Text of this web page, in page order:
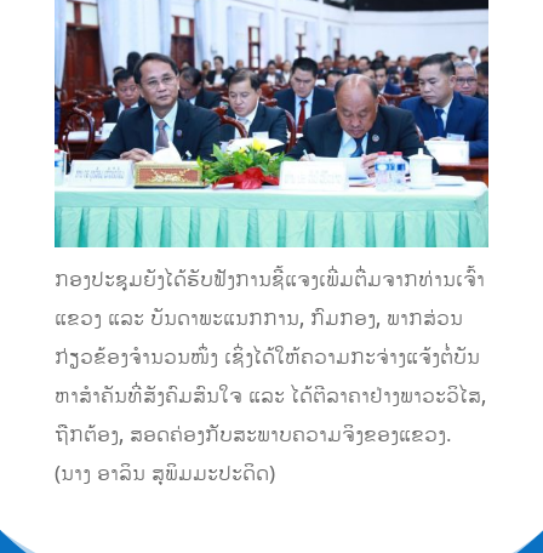
ກອງປະຊຸມຍັງໄດ້ຮັບຟັງການຊີ້ແຈງເພີ່ມຕື່ມຈາກທ່ານເຈົ້າ
ແຂວງ ແລະ ບັນດາພະແນກການ, ກົມກອງ, ພາກສ່ວນ
ກ່ຽວຂ້ອງຈໍານວນໜຶ່ງ ເຊິ່ງໄດ້ໃຫ້ຄວາມກະຈ່າງແຈ້ງຕໍ່ບັນ
ຫາສໍາຄັນທີ່ສັງຄົມສົນໃຈ ແລະ ໄດ້ຕີລາຄາຢ່າງພາວະວິໄສ,
ຖືກຕ້ອງ, ສອດຄ່ອງກັບສະພາບຄວາມຈິງຂອງແຂວງ.
(ນາງ ອາລິນ ສຸພິມມະປະດິດ)